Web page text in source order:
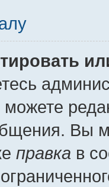
Вы
правка в